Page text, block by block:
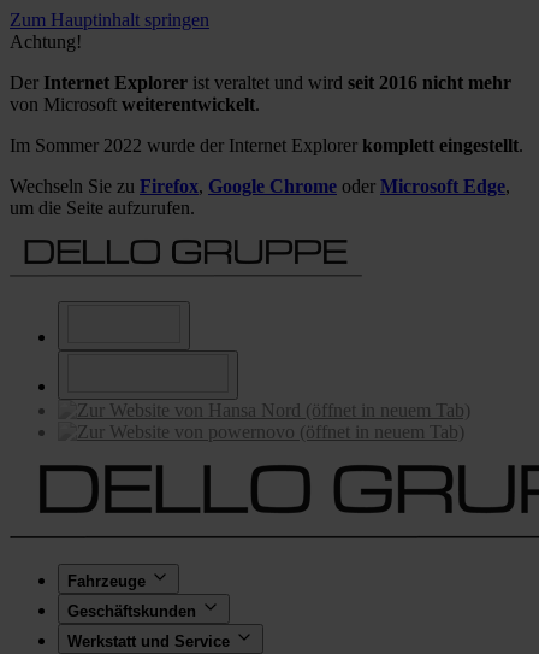
Zum Hauptinhalt springen
Achtung!
Der Internet Explorer ist veraltet und wird seit 2016 nicht mehr
von Microsoft weiterentwickelt.
Im Sommer 2022 wurde der Internet Explorer komplett eingestellt.
Wechseln Sie zu Firefox, Google Chrome oder Microsoft Edge,
um die Seite aufzurufen.
Fahrzeuge
Geschäftskunden
Werkstatt und Service